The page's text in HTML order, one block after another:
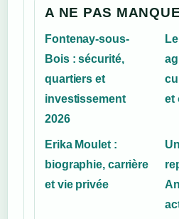
A NE PAS
Fontenay-sous-
Bois : sécurité,
quartiers et
investissement
2026
et
Erika Moulet :
biographie, carrière
et vie privée